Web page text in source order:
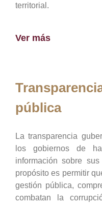
territorial.
Ver más
pública
La transparencia
los gobiernos de
información sobre
propósito es permitir
gestión pública,
combatan la